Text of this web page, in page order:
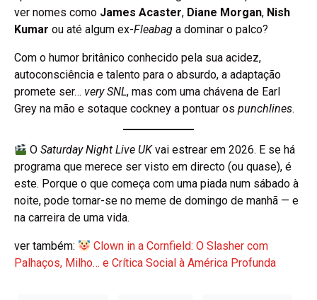
ver nomes como James Acaster, Diane Morgan, Nish
Kumar ou até algum ex-Fleabag a dominar o palco?
Com o humor britânico conhecido pela sua acidez,
autoconsciência e talento para o absurdo, a adaptação
promete ser… very SNL, mas com uma chávena de Earl
Grey na mão e sotaque cockney a pontuar os punchlines.
OSaturday Night Live UKvai estrear em 2026. E se há
programa que merece ser visto em directo (ou quase), é
este. Porque o que começa com uma piada num sábado à
noite, pode tornar-se no meme de domingo de manhã — e
na carreira de uma vida.
ver também:
Clown in a Cornfield: O Slasher com
Palhaços, Milho… e Crítica Social à América Profunda